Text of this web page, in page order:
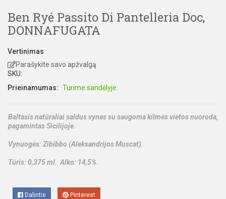
Ben Ryé Passito Di Pantelleria Doc,
DONNAFUGATA
Vertinimas
Parašykite savo apžvalgą
SKU:
Prieinamumas: Turime sandėlyje
Baltasis natūraliai saldus vynas su saugoma kilmės vietos nuoroda,
pagamintas Sicilijoje.
Vynuogės: Zibibbo (Aleksandrijos Muscat).
Tūris: 0,375 ml. Alko: 14,5%.
Dalintis Pinterest